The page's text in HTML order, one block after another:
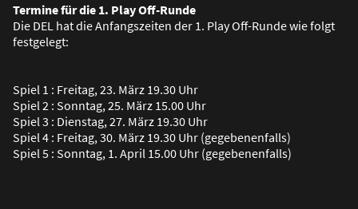
Termine für die 1. Play Off-Runde
Die DEL hat die Anfangszeiten der 1. Play Off-Runde wie folgt
festgelegt:
Spiel 1 : Freitag, 23. März 19.30 Uhr
Spiel 2 : Sonntag, 25. März 15.00 Uhr
Spiel 3 : Dienstag, 27. März 19.30 Uhr
Spiel 4 : Freitag, 30. März 19.30 Uhr (gegebenenfalls)
Spiel 5 : Sonntag, 1. April 15.00 Uhr (gegebenenfalls)